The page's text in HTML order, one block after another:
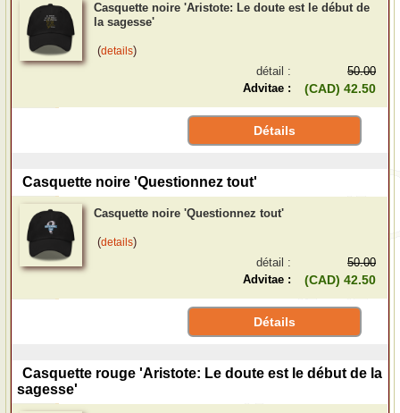
Casquette noire 'Aristote: Le doute est le début de
la sagesse'
(details)
détail :
50.00
Advitae :
(CAD) 42.50
Détails
Casquette noire 'Questionnez tout'
Casquette noire 'Questionnez tout'
(details)
détail :
50.00
Advitae :
(CAD) 42.50
Détails
Casquette rouge 'Aristote: Le doute est le début de la
sagesse'